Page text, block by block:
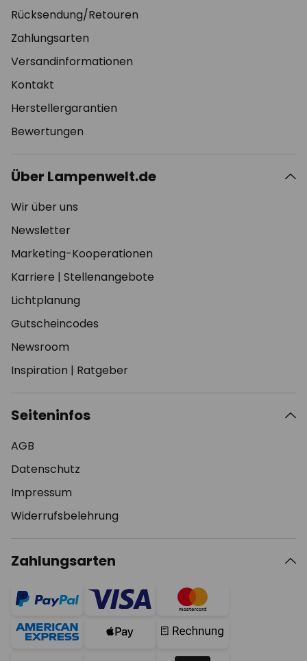
Rücksendung/Retouren
Zahlungsarten
Versandinformationen
Kontakt
Herstellergarantien
Bewertungen
Über Lampenwelt.de
Wir über uns
Newsletter
Marketing-Kooperationen
Karriere | Stellenangebote
Lichtplanung
Gutscheincodes
Newsroom
Inspiration | Ratgeber
Seiteninfos
AGB
Datenschutz
Impressum
Widerrufsbelehrung
Zahlungsarten